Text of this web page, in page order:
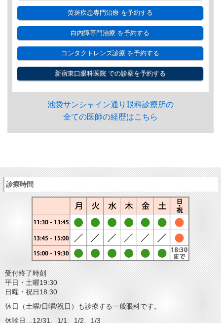
黄斑疾患専門治療を予約する
白内障専門治療 を予約する
コンタクトレンズ診療を予約する
新宿東口眼科医院での診察を予約する
池袋サンシャイン通り眼科診療所の
全ての医師の経歴はこちら
診療時間
受付終了時刻
平日・土曜19:30
日曜・祝日18:30
休日（土曜/日曜/祝日）も診療する一般眼科です。
休診日…12/31、1/1、1/2、1/3